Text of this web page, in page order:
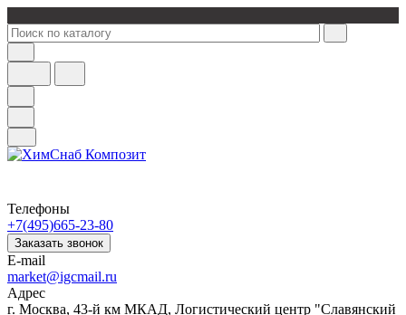
Телефоны
+7(495)665-23-80
Заказать звонок
E-mail
market@igcmail.ru
Адрес
г. Москва, 43-й км МКАД, Логистический центр "Славянский